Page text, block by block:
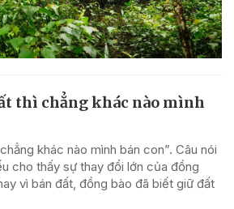
thì chẳng khác nào mình
khác nào mình bán con”. Câu nói
cho thấy sự thay đổi lớn của đồng
vì bán đất, đồng bào đã biết giữ đất